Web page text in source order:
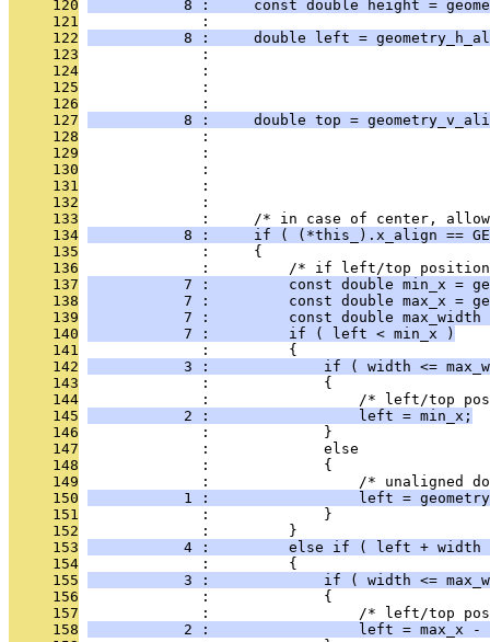
     120
8 :     const double height =
     121
              :
     122
8 :     double left =
     123
:
     124
:
     125
:
     126
:
     127
8 :     double top =
     128
:
     129
:
     130
:
     131
:
     132
              :
     133
:     /* in case of center,
     134
8 :     if ( (*this_).x_align ==
     135
              :     {
     136
:         /* if left/top
     137
7 :         const double min_x =
     138
7 :         const double max_x =
     139
7 :         const double
     140
           7 :         if ( left < min_x )
     141
              :         {
     142
3 :             if ( width <=
     143
              :             {
     144
:                 /* left/top
     145
           2 :                 left = min_x;
     146
              :             }
     147
              :             else
     148
              :             {
     149
:                 /* unaligned
     150
1 :                 left =
     151
              :             }
     152
              :         }
     153
4 :         else if ( left + width
     154
              :         {
     155
3 :             if ( width <=
     156
              :             {
     157
:                 /* left/top
     158
2 :                 left = max_x -